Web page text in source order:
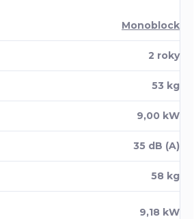
Monoblock
2 roky
53 kg
9,00 kW
35 dB (A)
58 kg
9,18 kW